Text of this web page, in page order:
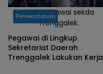
Foto :Pegawai sekda
Trenggalek.
Pemerintahan
Pegawai di Lingkup
Sekretariat Daerah
Trenggalek Lakukan Kerja